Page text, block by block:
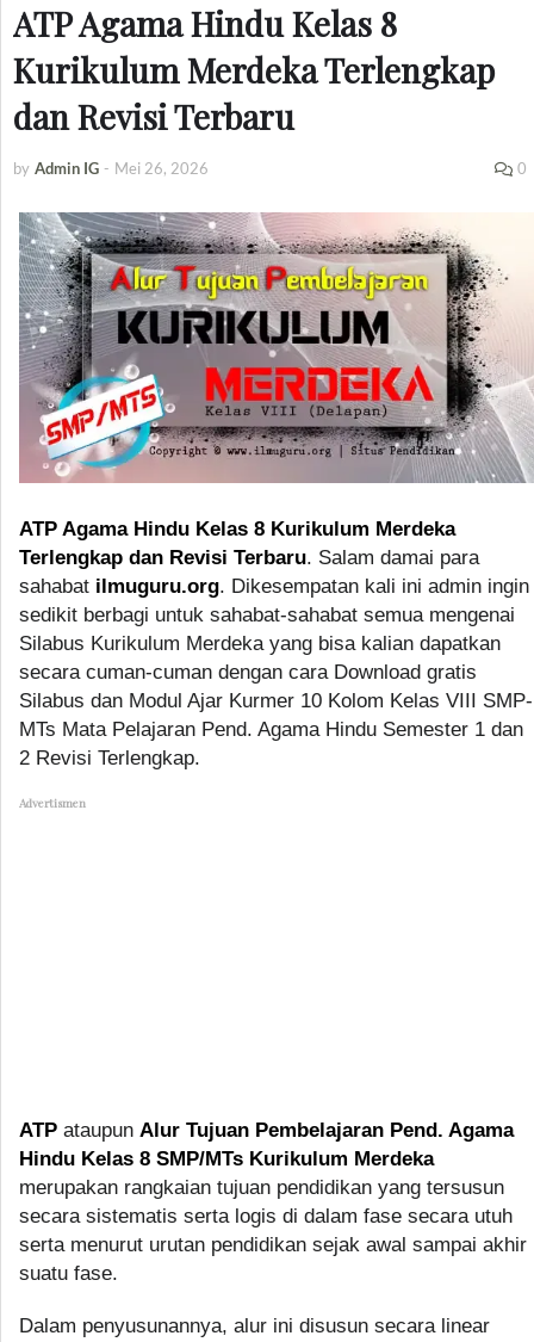
ATP Agama Hindu Kelas 8
Kurikulum Merdeka Terlengkap
dan Revisi Terbaru
by Admin IG - Mei 26, 2026 0
ATP Agama Hindu Kelas 8 Kurikulum Merdeka
Terlengkap dan Revisi Terbaru. Salam damai para
sahabat ilmuguru.org. Dikesempatan kali ini admin ingin
sedikit berbagi untuk sahabat-sahabat semua mengenai
Silabus Kurikulum Merdeka yang bisa kalian dapatkan
secara cuman-cuman dengan cara Download gratis
Silabus dan Modul Ajar Kurmer 10 Kolom Kelas VIII SMP-
MTs Mata Pelajaran Pend. Agama Hindu Semester 1 dan
2 Revisi Terlengkap.
Advertismen
ATP ataupun Alur Tujuan Pembelajaran Pend. Agama
Hindu Kelas 8 SMP/MTs Kurikulum Merdeka
merupakan rangkaian tujuan pendidikan yang tersusun
secara sistematis serta logis di dalam fase secara utuh
serta menurut urutan pendidikan sejak awal sampai akhir
suatu fase.
Dalam penyusunannya, alur ini disusun secara linear